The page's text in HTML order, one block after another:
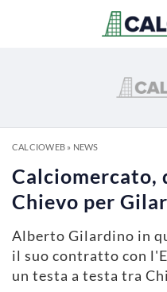
CALCIOWEB» NEWS
Calciomercato,
Chievo per
Alberto Gilardino in
il suo contratto con
un testa a testa tra